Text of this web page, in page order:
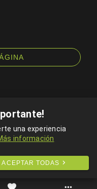
una experiencia
información
ACEPTAR TODAS